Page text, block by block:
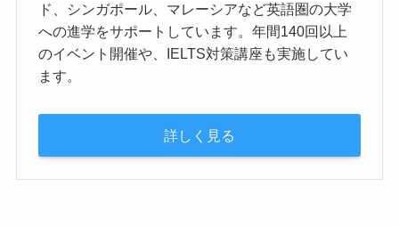
ド、シンガポール、マレーシアなど英語圏の大学
への進学をサポートしています。年間140回以上
のイベント開催や、IELTS対策講座も実施してい
ます。
詳しく見る